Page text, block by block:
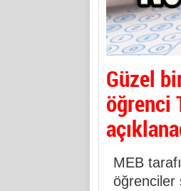
Güzel
öğrenci
MEB
öğrenciler